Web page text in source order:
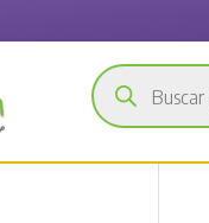
Búsqueda
de
productos